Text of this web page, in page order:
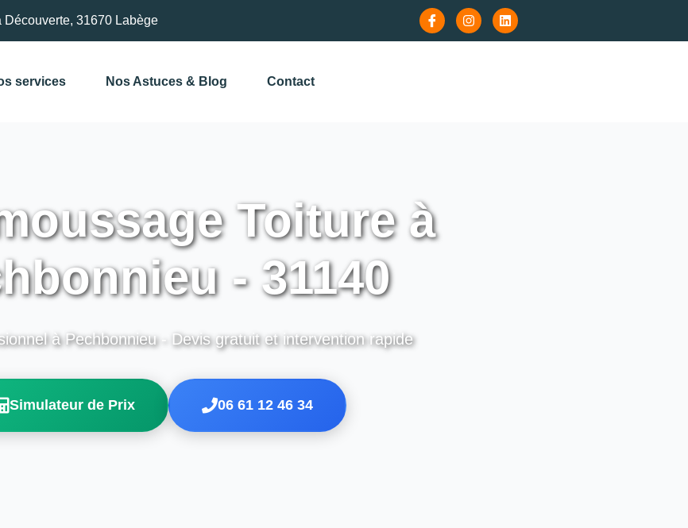
Découverte, 31670 Labège
services Nos Astuces & Blog Contact
Toiture à
- 31140
à Pechbonnieu - Devis gratuit et intervention rapide
Simulateur de Prix 06 61 12 46 34